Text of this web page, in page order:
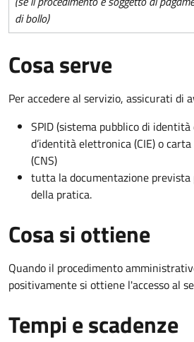
di bollo)
Cosa serve
Per accedere al servizio, assicurati di
SPID (sistema pubblico di
d’identità elettronica (CIE) o
(CNS)
tutta la documentazione prevista
della pratica.
Cosa si ottiene
Quando il procedimento
positivamente si ottiene l'accesso al
Tempi e scadenze